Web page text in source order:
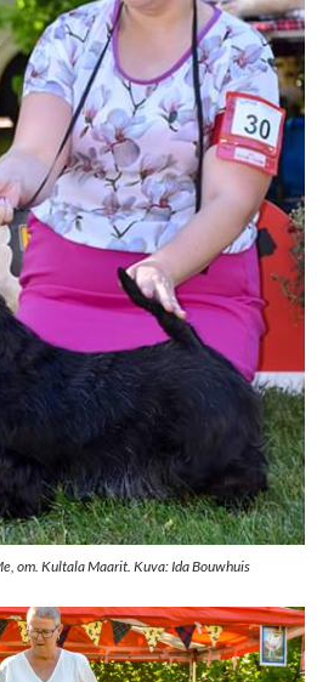
om. Kultala Maarit. Kuva: Ida Bouwhuis